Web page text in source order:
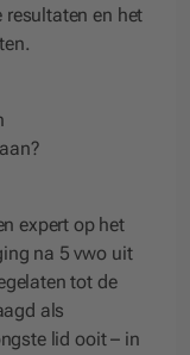
resultaten en het
expert op het
na 5 vwo uit
tot de
als
lid ooit – in